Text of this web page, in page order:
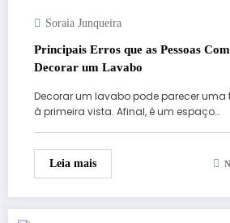
Soraia Junqueira
Principais Erros que as Pessoas
Decorar um Lavabo
Decorar um lavabo pode parecer uma
à primeira vista. Afinal, é um espaço…
Leia mais